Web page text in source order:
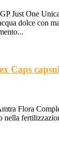
Just One
dolce con
Caps
Flora
nella